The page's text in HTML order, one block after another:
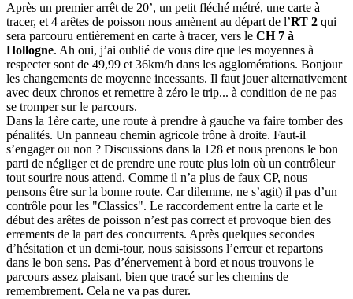
Après un premier arrêt de 20’, un petit fléché métré, une carte à
tracer, et 4 arêtes de poisson nous amènent au départ de l’RT 2 qui
sera parcouru entièrement en carte à tracer, vers le CH 7 à
Hollogne. Ah oui, j’ai oublié de vous dire que les moyennes à
respecter sont de 49,99 et 36km/h dans les agglomérations. Bonjour
les changements de moyenne incessants. Il faut jouer alternativement
avec deux chronos et remettre à zéro le trip... à condition de ne pas
se tromper sur le parcours.
Dans la 1ère carte, une route à prendre à gauche va faire tomber des
pénalités. Un panneau chemin agricole trône à droite. Faut-il
s’engager ou non ? Discussions dans la 128 et nous prenons le bon
parti de négliger et de prendre une route plus loin où un contrôleur
tout sourire nous attend. Comme il n’a plus de faux CP, nous
pensons être sur la bonne route. Car dilemme, ne s’agit) il pas d’un
contrôle pour les "Classics". Le raccordement entre la carte et le
début des arêtes de poisson n’est pas correct et provoque bien des
errements de la part des concurrents. Après quelques secondes
d’hésitation et un demi-tour, nous saisissons l’erreur et repartons
dans le bon sens. Pas d’énervement à bord et nous trouvons le
parcours assez plaisant, bien que tracé sur les chemins de
remembrement. Cela ne va pas durer.